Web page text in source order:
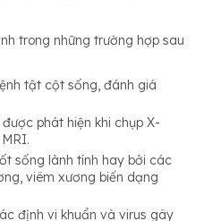
trong những trường hợp sau
tật cột sống, đánh giá
phát hiện khi chụp X-
sống lành tính hay bởi các
viêm xương biến dạng
định vi khuẩn và virus gây